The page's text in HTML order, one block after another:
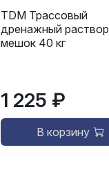
TDM Трассовый
дренажный раствор,
мешок 40 кг
1 225 ₽
В корзину